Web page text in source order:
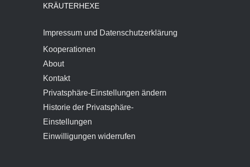
KRÄUTERHEXE
Impressum und Datenschutzerklärung
Kooperationen
About
Kontakt
Privatsphäre-Einstellungen ändern
Historie der Privatsphäre-
Einstellungen
Einwilligungen widerrufen